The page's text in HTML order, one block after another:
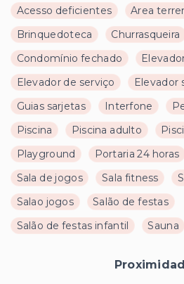
Acesso deficientes
Area
Brinquedoteca
Churrasqueira
Condomínio fechado
Elevador de serviço
Elevador
Guias sarjetas
Interfone
Piscina
Piscina adulto
Playground
Portaria 24 horas
Sala de jogos
Sala fitness
Salao jogos
Salão de festas
Salão de festas infantil
Sauna